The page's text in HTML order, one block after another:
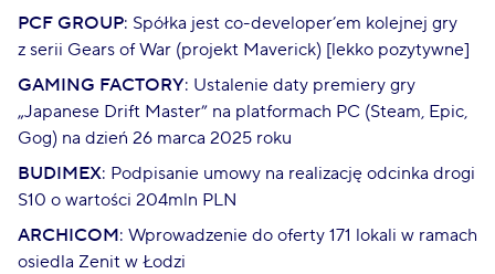
PCF GROUP: Spółka jest co-developer’em kolejnej gry
z serii Gears of War (projekt Maverick) [lekko pozytywne]
GAMING FACTORY: Ustalenie daty premiery gry
„Japanese Drift Master” na platformach PC (Steam, Epic,
Gog) na dzień 26 marca 2025 roku
BUDIMEX: Podpisanie umowy na realizację odcinka drogi
S10 o wartości 204mln PLN
ARCHICOM: Wprowadzenie do oferty 171 lokali w ramach
osiedla Zenit w Łodzi